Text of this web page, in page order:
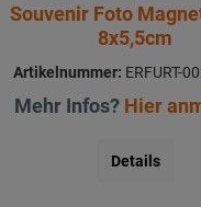
Souvenir Foto
8x5,5cm
Artikelnummer: ERFURT-
Mehr Infos? Hier
Details